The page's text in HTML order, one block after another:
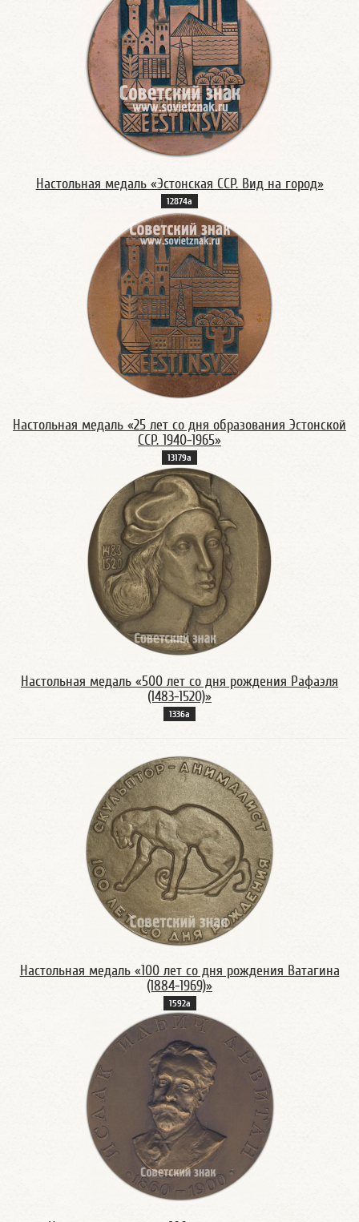
Настольная медаль «Эстонская ССР. Вид на город»
12874а
Настольная медаль «25 лет со дня образования Эстонской
ССР. 1940-1965»
13179а
Настольная медаль «500 лет со дня рождения Рафаэля
(1483-1520)»
1336а
Настольная медаль «100 лет со дня рождения Ватагина
(1884-1969)»
1592а